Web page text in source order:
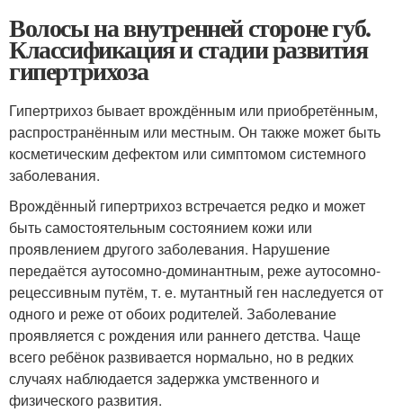
Волосы на внутренней стороне губ.
Классификация и стадии развития
гипертрихоза
Гипертрихоз бывает врождённым или приобретённым,
распространённым или местным. Он также может быть
косметическим дефектом или симптомом системного
заболевания.
Врождённый гипертрихоз встречается редко и может
быть самостоятельным состоянием кожи или
проявлением другого заболевания. Нарушение
передаётся аутосомно-доминантным, реже аутосомно-
рецессивным путём, т. е. мутантный ген наследуется от
одного и реже от обоих родителей. Заболевание
проявляется с рождения или раннего детства. Чаще
всего ребёнок развивается нормально, но в редких
случаях наблюдается задержка умственного и
физического развития.